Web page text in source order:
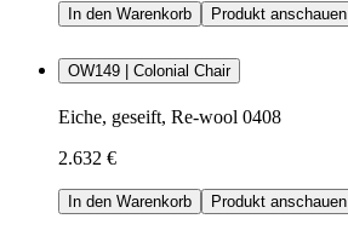
In den Warenkorb Produkt anschauen
OW149 | Colonial Chair
Eiche, geseift, Re-wool 0408
2.632 €
In den Warenkorb Produkt anschauen